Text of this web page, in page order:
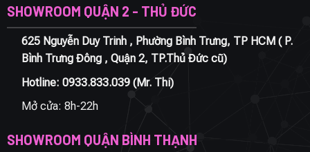
SHOWROOM QUẬN 2 - THỦ ĐỨC
625 Nguyễn Duy Trinh , Phường Bình Trưng, TP HCM ( P.
Bình Trưng Đông , Quận 2, TP.Thủ Đức cũ)
Hotline: 0933.833.039(Mr. Thi)
Mở cửa: 8h-22h
SHOWROOM QUẬN BÌNH THẠNH